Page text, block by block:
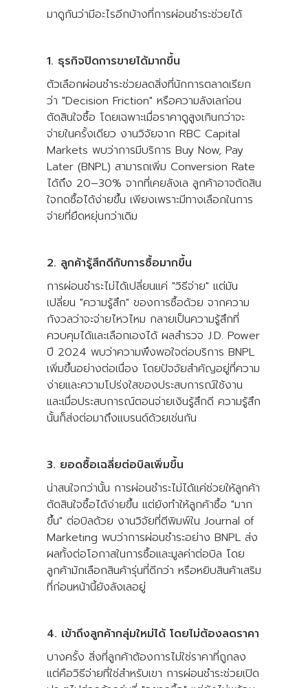
มาดูกันว่ามีอะไรอีกบ้างที่การผ่อนชำระช่วยได้
1. ธุรกิจปิดการขายได้มากขึ้น
ตัวเลือกผ่อนชำระช่วยลดสิ่งที่นักการตลาดเรียก
ว่า "Decision Friction" หรือความลังเลก่อน
ตัดสินใจซื้อ โดยเฉพาะเมื่อราคาดูสูงเกินกว่าจะ
จ่ายในครั้งเดียว งานวิจัยจาก RBC Capital
Markets พบว่าการมีบริการ Buy Now, Pay
Later (BNPL) สามารถเพิ่ม Conversion Rate
ได้ถึง 20–30% จากที่เคยลังเล ลูกค้าอาจตัดสิน
ใจกดซื้อได้ง่ายขึ้น เพียงเพราะมีทางเลือกในการ
จ่ายที่ยืดหยุ่นกว่าเดิม
2. ลูกค้ารู้สึกดีกับการซื้อมากขึ้น
การผ่อนชำระไม่ได้เปลี่ยนแค่ "วิธีจ่าย" แต่มัน
เปลี่ยน "ความรู้สึก" ของการซื้อด้วย จากความ
กังวลว่าจะจ่ายไหวไหม กลายเป็นความรู้สึกที่
ควบคุมได้และเลือกเองได้ ผลสำรวจ J.D. Power
ปี 2024 พบว่าความพึงพอใจต่อบริการ BNPL
เพิ่มขึ้นอย่างต่อเนื่อง โดยปัจจัยสำคัญอยู่ที่ความ
ง่ายและความโปร่งใสของประสบการณ์ใช้งาน
และเมื่อประสบการณ์ตอนจ่ายเงินรู้สึกดี ความรู้สึก
นั้นก็ส่งต่อมาถึงแบรนด์ด้วยเช่นกัน
3. ยอดซื้อเฉลี่ยต่อบิลเพิ่มขึ้น
น่าสนใจกว่านั้น การผ่อนชำระไม่ได้แค่ช่วยให้ลูกค้า
ตัดสินใจซื้อได้ง่ายขึ้น แต่ยังทำให้ลูกค้าซื้อ "มาก
ขึ้น" ต่อบิลด้วย งานวิจัยที่ตีพิมพ์ใน Journal of
Marketing พบว่าการผ่อนชำระอย่าง BNPL ส่ง
ผลทั้งต่อโอกาสในการซื้อและมูลค่าต่อบิล โดย
ลูกค้ามักเลือกสินค้ารุ่นที่ดีกว่า หรือหยิบสินค้าเสริม
ที่ก่อนหน้านี้ยังลังเลอยู่
4. เข้าถึงลูกค้ากลุ่มใหม่ได้ โดยไม่ต้องลดราคา
บางครั้ง สิ่งที่ลูกค้าต้องการไม่ใช่ราคาที่ถูกลง
แต่คือวิธีจ่ายที่ใช่สำหรับเขา การผ่อนชำระช่วยเปิด